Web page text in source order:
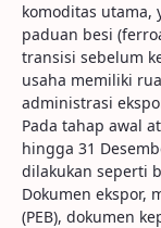
komoditas utama,
paduan besi
transisi sebelum
usaha memiliki
administrasi
Pada tahap awal
hingga 31
dilakukan seperti
Dokumen ekspor,
(PEB), dokumen